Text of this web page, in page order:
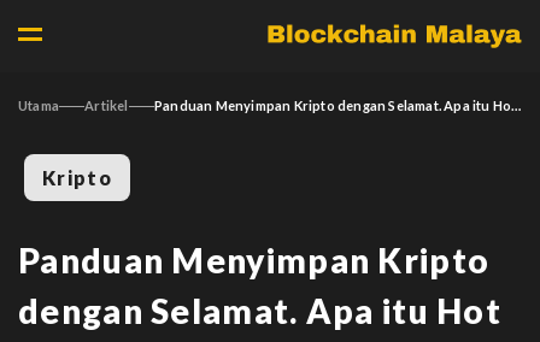
Utama Artikel Panduan Menyimpan Kripto dengan Selamat. Apa itu Hot Wallet dan Cold Wallet?
Kripto
Panduan Menyimpan Kripto
dengan Selamat. Apa itu Hot